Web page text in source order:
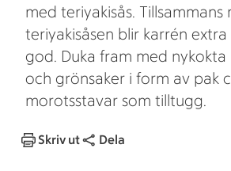
med teriyakisås. Tillsammans
teriyakisåsen blir karrén
god. Duka fram med
och grönsaker i form av pak
morotsstavar som tilltugg.
Skriv ut Dela